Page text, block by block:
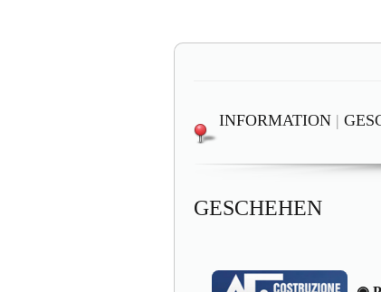
INFORMATION |
GESCHEHEN